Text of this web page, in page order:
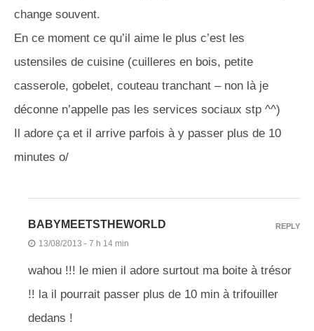
change souvent.
En ce moment ce qu’il aime le plus c’est les
ustensiles de cuisine (cuilleres en bois, petite
casserole, gobelet, couteau tranchant – non là je
déconne n’appelle pas les services sociaux stp ^^)
Il adore ça et il arrive parfois à y passer plus de 10
minutes o/
BABYMEETSTHEWORLD
13/08/2013 - 7 h 14 min
wahou !!! le mien il adore surtout ma boite à trésor
!! la il pourrait passer plus de 10 min à trifouiller
dedans !
REPLY